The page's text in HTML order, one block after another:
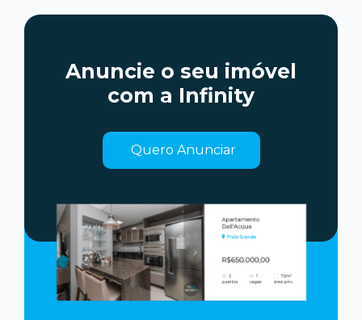
Anuncie o seu imóvel
com a Infinity
Quero Anunciar